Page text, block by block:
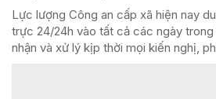
Lực lượng Công an cấp xã hiện nay
trực 24/24h vào tất cả các ngày
nhận và xử lý kịp thời mọi kiến nghị,